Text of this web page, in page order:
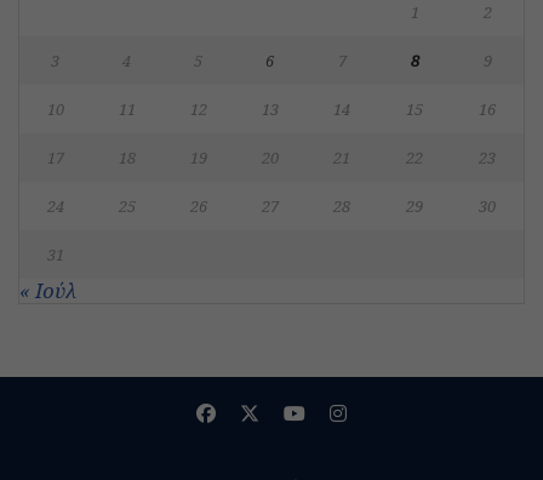
1 2
3 4 5 6 7 8 9
10 11 12 13 14 15 16
17 18 19 20 21 22 23
24 25 26 27 28 29 30
31
« Ιούλ